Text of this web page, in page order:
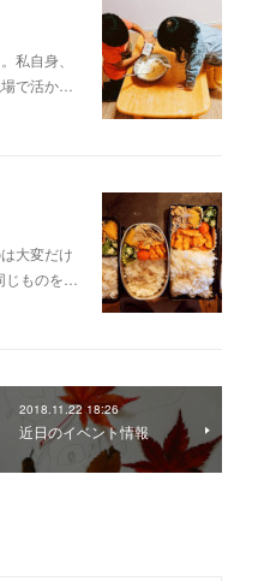
私自身、
で活か…
大変だけ
ものを…
2018.11.22 18:26
近日のイベント情報